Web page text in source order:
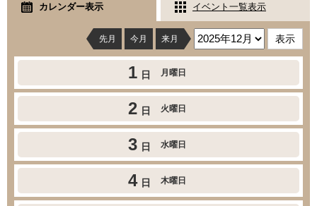
カレンダー表示 イベント一覧表示
先月 今月 来月
1 日 月曜日
2 日 火曜日
3 日 水曜日
4 日 木曜日